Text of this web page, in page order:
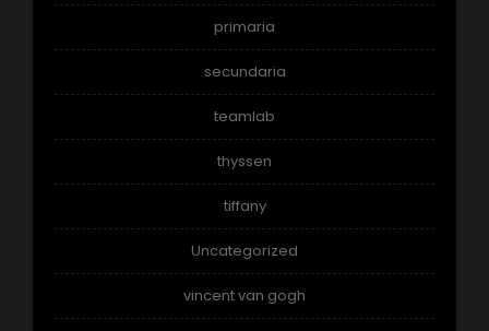
primaria
secundaria
teamlab
thyssen
tiffany
Uncategorized
vincent van gogh